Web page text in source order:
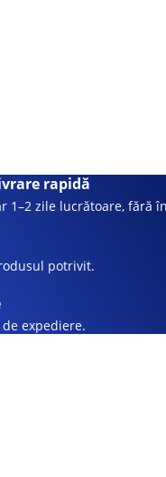
rapidă
1–2 zile lucrătoare, fără
potrivit.
expediere.